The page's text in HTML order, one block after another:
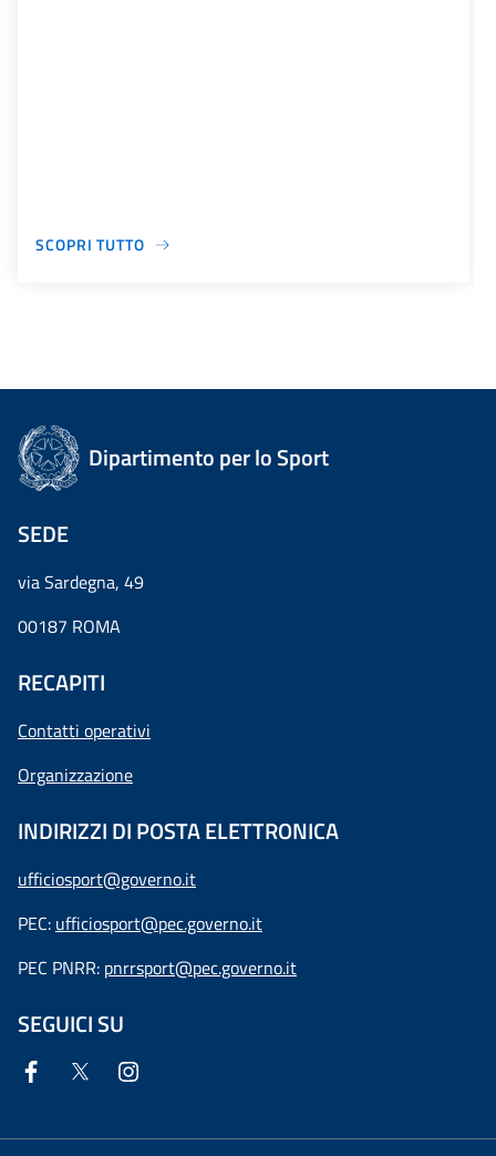
SCOPRI TUTTO
Dipartimento per lo Sport
SEDE
via Sardegna, 49
00187 ROMA
RECAPITI
Contatti operativi
Organizzazione
INDIRIZZI DI POSTA ELETTRONICA
ufficiosport@governo.it
PEC: ufficiosport@pec.governo.it
PEC PNRR: pnrrsport@pec.governo.it
SEGUICI SU